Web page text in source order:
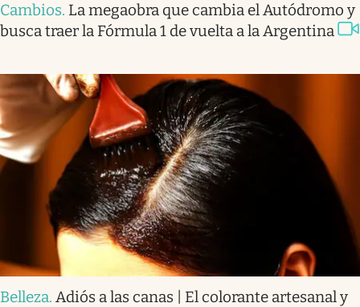
Cambios. La megaobra que cambia el Autódromo y
busca traer la Fórmula 1 de vuelta a la Argentina
Belleza. Adiós a las canas | El colorante artesanal y